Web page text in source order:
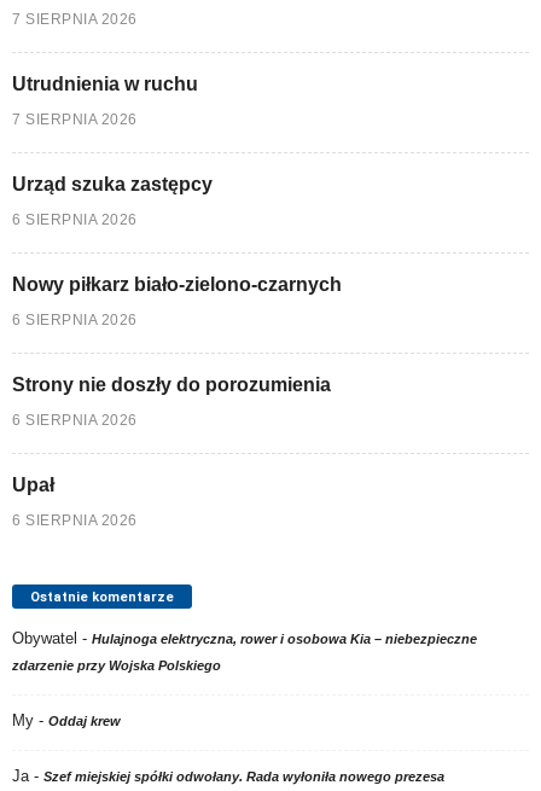
7 SIERPNIA 2026
Utrudnienia w ruchu
7 SIERPNIA 2026
Urząd szuka zastępcy
6 SIERPNIA 2026
Nowy piłkarz biało-zielono-czarnych
6 SIERPNIA 2026
Strony nie doszły do porozumienia
6 SIERPNIA 2026
Upał
6 SIERPNIA 2026
Ostatnie komentarze
Obywatel - Hulajnoga elektryczna, rower i osobowa Kia – niebezpieczne
zdarzenie przy Wojska Polskiego
My - Oddaj krew
Ja- Szef miejskiej spółki odwołany. Rada wyłoniła nowego prezesa